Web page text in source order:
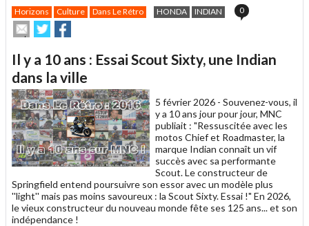
Horizons Culture Dans Le Rétro HONDA INDIAN 0
Envoyer
cet
un
ami
Partager
sur
sur
Il y a 10 ans : Essai Scout Sixty, une Indian
dans la ville
5 février 2026 - Souvenez-vous, il
y a 10 ans jour pour jour, MNC
publiait : "Ressuscitée avec les
motos Chief et Roadmaster, la
marque Indian connaît un vif
succès avec sa performante
Scout. Le constructeur de
Springfield entend poursuivre son essor avec un modèle plus
''light'' mais pas moins savoureux : la Scout Sixty. Essai !" En 2026,
le vieux constructeur du nouveau monde fête ses 125 ans... et son
indépendance !